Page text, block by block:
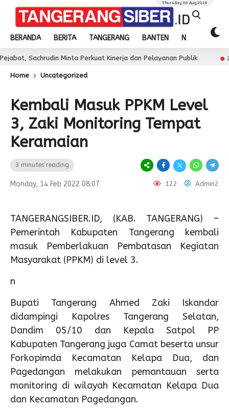
BERANDA BERITA TANGERANG BANTEN NASIONAL
Thursday, 06 Aug 2026
Minta Perkuat Kinerja dan Pelayanan Publik 2 day ago
Home Uncategorized
Kembali Masuk PPKM Level
3, Zaki Monitoring Tempat
Keramaian
3 minutes reading
Monday, 14 Feb 2022 08:07 122 Admin2
TANGERANGSIBER.ID, (KAB. TANGERANG) –
Pemerintah Kabupaten Tangerang kembali
masuk Pemberlakuan Pembatasan Kegiatan
Masyarakat (PPKM) di level 3.
n
Bupati Tangerang Ahmed Zaki Iskandar
didampingi Kapolres Tangerang Selatan,
Dandim 05/10 dan Kepala Satpol PP
Kabupaten Tangerang juga Camat beserta unsur
Forkopimda Kecamatan Kelapa Dua, dan
Pagedangan melakukan pemantauan serta
monitoring di wilayah Kecamatan Kelapa Dua
dan Kecamatan Pagedangan.